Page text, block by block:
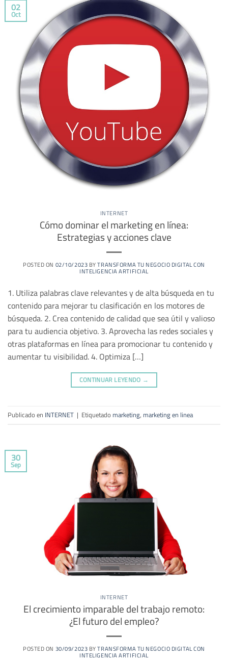
02
Oct
INTERNET
Cómo dominar el marketing en línea:
Estrategias y acciones clave
POSTED ON 02/10/2023BYTRANSFORMA TU NEGOCIO DIGITAL CON
INTELIGENCIA ARTIFICIAL
1. Utiliza palabras clave relevantes y de alta búsqueda en tu
contenido para mejorar tu clasificación en los motores de
búsqueda. 2. Crea contenido de calidad que sea útil y valioso
para tu audiencia objetivo. 3. Aprovecha las redes sociales y
otras plataformas en línea para promocionar tu contenido y
aumentar tu visibilidad. 4. Optimiza […]
CONTINUAR LEYENDO →
Publicado en INTERNET | Etiquetado marketing, marketing en linea
30
Sep
INTERNET
El crecimiento imparable del trabajo remoto:
¿El futuro del empleo?
POSTED ON 30/09/2023BYTRANSFORMA TU NEGOCIO DIGITAL CON
INTELIGENCIA ARTIFICIAL